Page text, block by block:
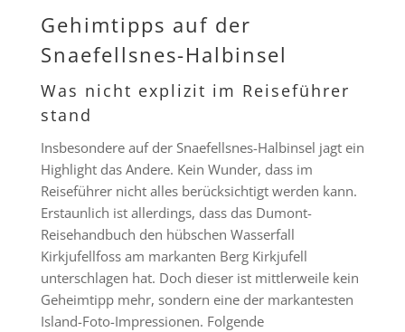
Gehimtipps auf der
Snaefellsnes-Halbinsel
Was nicht explizit im Reiseführer
stand
Insbesondere auf der Snaefellsnes-Halbinsel jagt ein
Highlight das Andere. Kein Wunder, dass im
Reiseführer nicht alles berücksichtigt werden kann.
Erstaunlich ist allerdings, dass das Dumont-
Reisehandbuch den hübschen Wasserfall
Kirkjufellfoss am markanten Berg Kirkjufell
unterschlagen hat. Doch dieser ist mittlerweile kein
Geheimtipp mehr, sondern eine der markantesten
Island-Foto-Impressionen. Folgende